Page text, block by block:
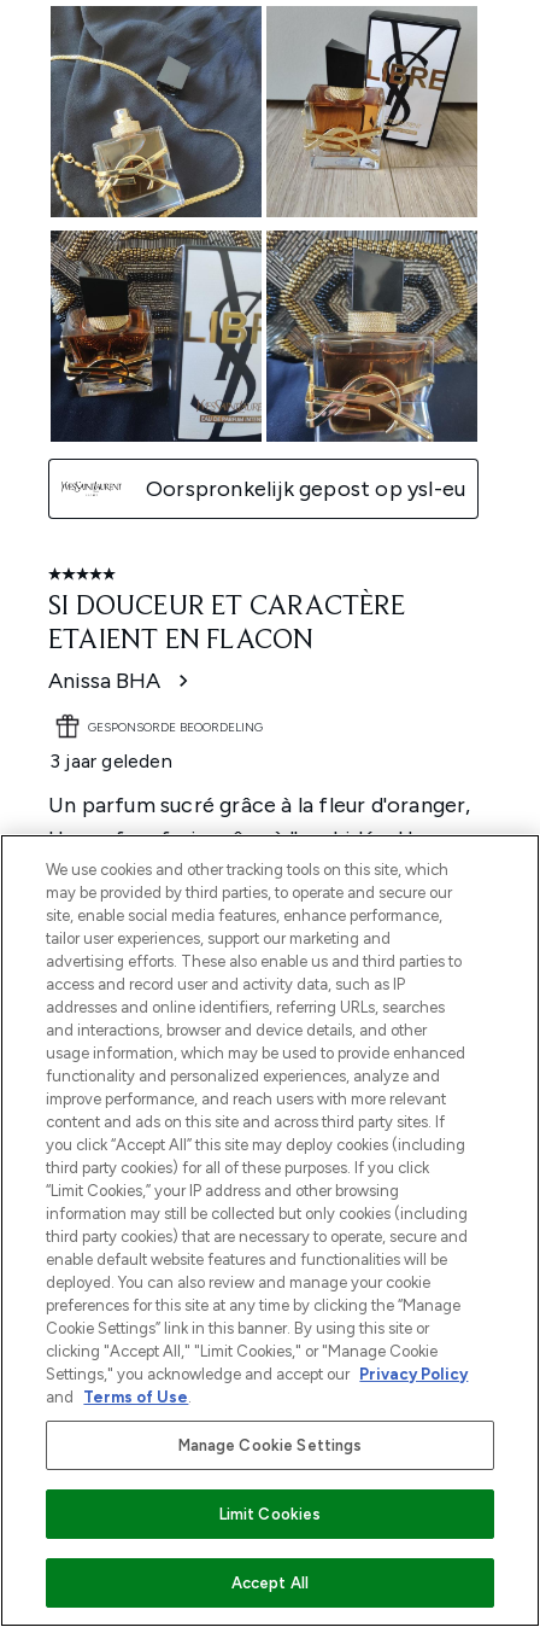
VOEG TOE AAN WINKELMANDJE
We use cookies and other tracking tools on this site, which
may be provided by third parties, to operate and secure our
site, enable social media features, enhance performance,
tailor user experiences, support our marketing and
advertising efforts. These also enable us and third parties to
access and record user and activity data, such as IP
addresses and online identifiers, referring URLs, searches
and interactions, browser and device details, and other
usage information, which may be used to provide enhanced
functionality and personalized experiences, analyze and
improve performance, and reach users with more relevant
content and ads on this site and across third party sites. If
you click “Accept All” this site may deploy cookies (including
third party cookies) for all of these purposes. If you click
“Limit Cookies,” your IP address and other browsing
information may still be collected but only cookies (including
third party cookies) that are necessary to operate, secure and
enable default website features and functionalities will be
deployed. You can also review and manage your cookie
preferences for this site at any time by clicking the “Manage
Cookie Settings” link in this banner. By using this site or
clicking "Accept All," "Limit Cookies," or "Manage Cookie
Settings," you acknowledge and accept our Privacy Policy
and
Terms of Use.
Manage Cookie Settings
Limit Cookies
Accept All